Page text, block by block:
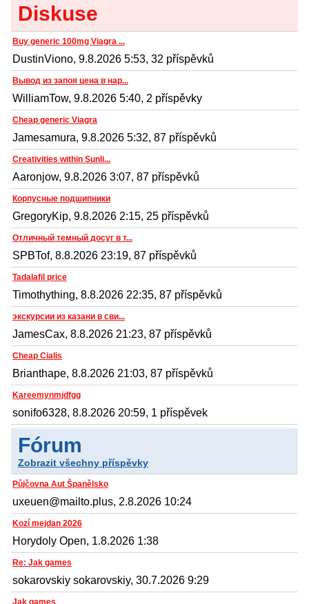
Diskuse
Buy generic 100mg Viagra ...
DustinViono, 9.8.2026 5:53, 32 příspěvků
Вывод из запоя цена в нар...
WilliamTow, 9.8.2026 5:40, 2 příspěvky
Cheap generic Viagra
Jamesamura, 9.8.2026 5:32, 87 příspěvků
Creativities within Sunli...
Aaronjow, 9.8.2026 3:07, 87 příspěvků
Корпусные подшипники
GregoryKip, 9.8.2026 2:15, 25 příspěvků
Отличный темный досуг в т...
SPBTof, 8.8.2026 23:19, 87 příspěvků
Tadalafil price
Timothything, 8.8.2026 22:35, 87 příspěvků
экскурсии из казани в сви...
JamesCax, 8.8.2026 21:23, 87 příspěvků
Cheap Cialis
Brianthape, 8.8.2026 21:03, 87 příspěvků
Kareemynmjdfgg
sonifo6328, 8.8.2026 20:59, 1 příspěvek
Fórum
Zobrazit všechny příspěvky
Půjčovna Aut Španělsko
uxeuen@mailto.plus, 2.8.2026 10:24
Kozí mejdan 2026
Horydoly Open, 1.8.2026 1:38
Re: Jak games
sokarovskiy sokarovskiy, 30.7.2026 9:29
Jak games